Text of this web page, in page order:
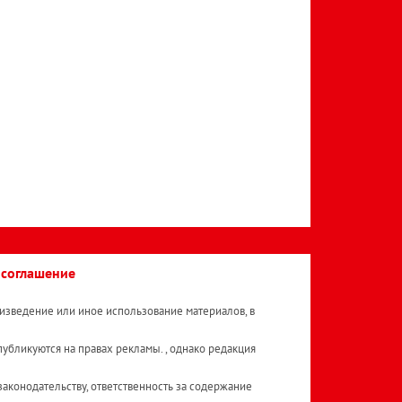
или иное использование материалов, в
на правах рекламы. , однако редакция
ответственность за содержание